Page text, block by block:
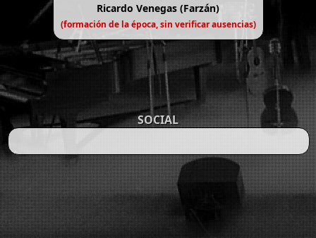
Ricardo Venegas (Farzán)
(formación de la época, sin verificar ausencias)
SOCIAL